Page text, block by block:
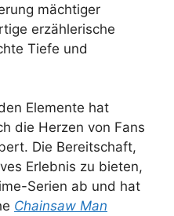
mächtiger
erzählerische
Tiefe und
Elemente hat
die Herzen von Fans
Die Bereitschaft,
Erlebnis zu bieten,
Serien ab und hat
Chainsaw Man